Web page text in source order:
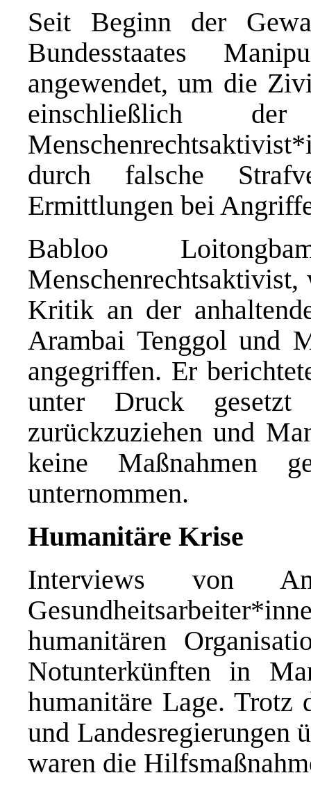
Seit Beginn der
Bundesstaates
angewendet, um die
einschließlich
durch falsche
Ermittlungen bei
Babloo
Kritik an der
Arambai Tenggol und
angegriffen. Er
unter Druck gesetzt
zurückzuziehen und
keine Maßnahmen
unternommen.
Humanitäre Krise
Interviews von
humanitären
Notunterkünften in
humanitäre Lage. Trotz
und Landesregierungen
waren die